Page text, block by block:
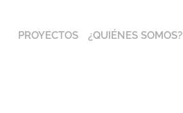
PROYECTOS ¿QUIÉNES SOMOS?